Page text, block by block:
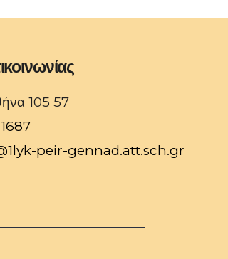
105 57
peir-gennad.att.sch.gr